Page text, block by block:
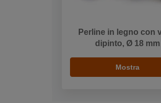
Perline in legno con
dipinto, Ø 18 mm
Mostra